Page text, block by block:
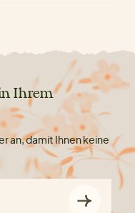
Ihrem
an, damit Ihnen keine